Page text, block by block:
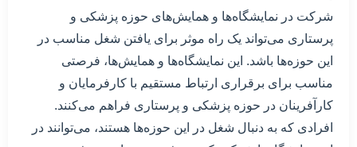
شرکت در نمایشگاه‌ها و همایش‌های حوزه پزشکی و
پرستاری می‌تواند یک راه موثر برای یافتن شغل مناسب در
این حوزه‌ها باشد. این نمایشگاه‌ها و همایش‌ها، فرصتی
مناسب برای برقراری ارتباط مستقیم با کارفرمایان و
کارآفرینان در حوزه پزشکی و پرستاری فراهم می‌کنند.
افرادی که به دنبال شغل در این حوزه‌ها هستند، می‌توانند در